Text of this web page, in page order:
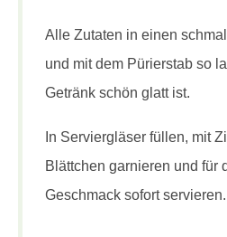
Alle Zutaten in einen
und mit dem Pürierstab so
Getränk schön glatt ist.
In Serviergläser füllen, mit
Blättchen garnieren und für
Geschmack sofort servieren.